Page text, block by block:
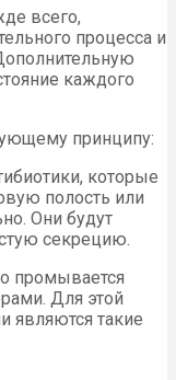
всего,
процесса и
каждого
принципу:
которые
полость или
Они будут
секрецию.
промывается
Для этой
являются такие